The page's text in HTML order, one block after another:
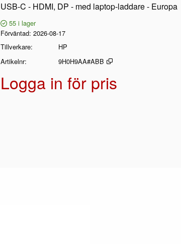
USB-C - HDMI, DP - med laptop-laddare - Europa
55 i lager
Förväntad 2026-08-17
Tillverkare
HP
Artikelnr
9H0H9AA#ABB
Logga in för pris